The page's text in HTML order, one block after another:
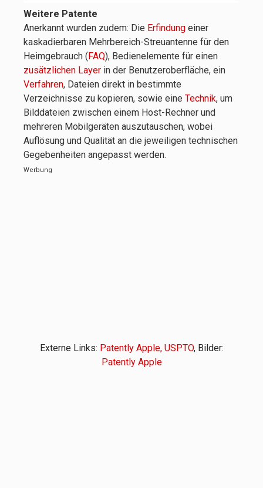
Weitere Patente
Anerkannt wurden zudem: Die Erfindung einer
kaskadierbaren Mehrbereich-Streuantenne für den
Heimgebrauch (FAQ), Bedienelemente für einen
zusätzlichen Layer in der Benutzeroberfläche, ein
Verfahren, Dateien direkt in bestimmte
Verzeichnisse zu kopieren, sowie eine Technik, um
Bilddateien zwischen einem Host-Rechner und
mehreren Mobilgeräten auszutauschen, wobei
Auflösung und Qualität an die jeweiligen technischen
Gegebenheiten angepasst werden.
Werbung
Externe Links: Patently Apple, USPTO, Bilder:
Patently Apple